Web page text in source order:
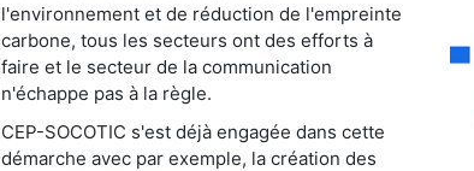
l'environnement et de réduction de l'empreinte
carbone, tous les secteurs ont des efforts à
faire et le secteur de la communication
n'échappe pas à la règle.
CEP-SOCOTIC s'est déjà engagée dans cette
démarche avec par exemple, la création des